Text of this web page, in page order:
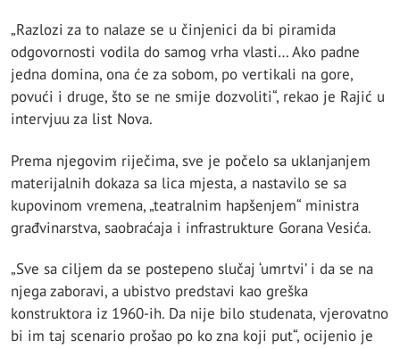
„Razlozi za to nalaze se u činjenici da bi piramida
odgovornosti vodila do samog vrha vlasti… Ako padne
jedna domina, ona će za sobom, po vertikali na gore,
povući i druge, što se ne smije dozvoliti“, rekao je Rajić u
intervjuu za list Nova.
Prema njegovim riječima, sve je počelo sa uklanjanjem
materijalnih dokaza sa lica mjesta, a nastavilo se sa
kupovinom vremena, „teatralnim hapšenjem“ ministra
građvinarstva, saobraćaja i infrastrukture Gorana Vesića.
„Sve sa ciljem da se postepeno slučaj ‘umrtvi’ i da se na
njega zaboravi, a ubistvo predstavi kao greška
konstruktora iz 1960-ih. Da nije bilo studenata, vjerovatno
bi im taj scenario prošao po ko zna koji put“, ocijenio je